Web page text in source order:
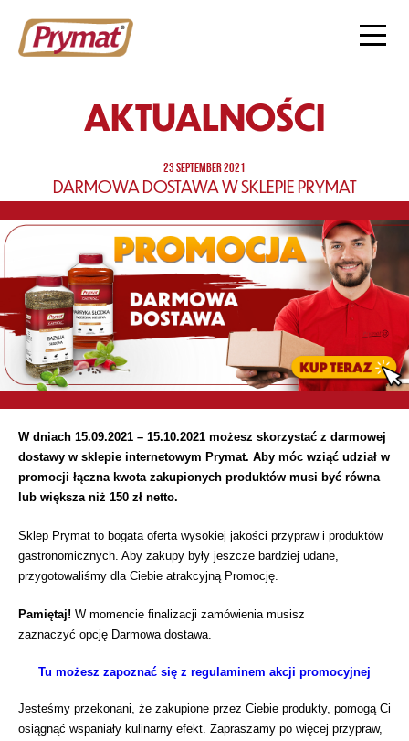
AKTUALNOŚCI
23 SEPTEMBER 2021
DARMOWA DOSTAWA W SKLEPIE PRYMAT
W dniach 15.09.2021 – 15.10.2021 możesz skorzystać z darmowej
dostawy w sklepie internetowym Prymat. Aby móc wziąć udział w
promocji łączna kwota zakupionych produktów musi być równa
lub większa niż 150 zł netto.
Sklep Prymat to bogata oferta wysokiej jakości przypraw i produktów
gastronomicznych. Aby zakupy były jeszcze bardziej udane,
przygotowaliśmy dla Ciebie atrakcyjną Promocję.
Pamiętaj! W momencie finalizacji zamówienia musisz
zaznaczyć opcję Darmowa dostawa.
Tu możesz zapoznać się z regulaminem akcji promocyjnej
Jesteśmy przekonani, że zakupione przez Ciebie produkty, pomogą Ci
osiągnąć wspaniały kulinarny efekt. Zapraszamy po więcej przypraw,